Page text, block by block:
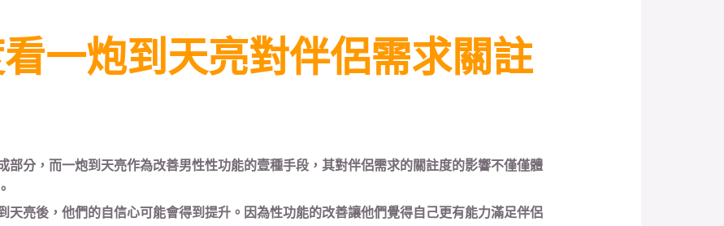
一炮到天亮對伴侶需求關註
部分，而一炮到天亮作為改善男性性功能的壹種手段，其對伴侶需求的關註度的影響不僅僅體
天亮後，他們的自信心可能會得到提升。因為性功能的改善讓他們覺得自己更有能力滿足伴侶